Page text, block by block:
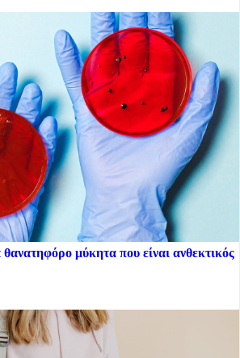
μύκητα που είναι ανθεκτικός